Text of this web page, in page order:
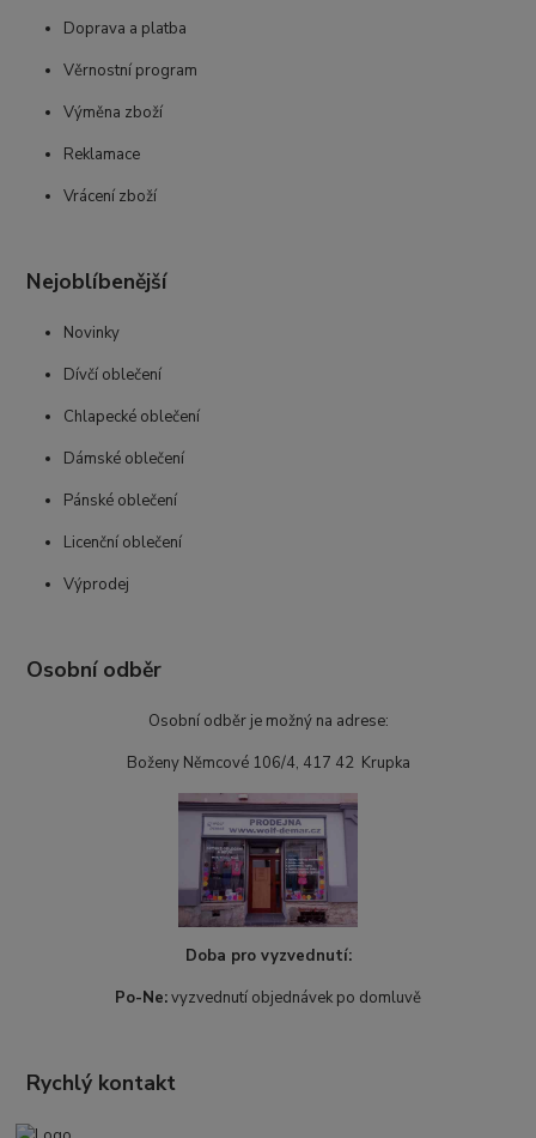
Doprava a platba
Věrnostní program
Výměna zboží
Reklamace
Vrácení zboží
Nejoblíbenější
Novinky
Dívčí oblečení
Chlapecké oblečení
Dámské oblečení
Pánské oblečení
Licenční oblečení
Výprodej
Osobní odběr
Osobní odběr je možný na adrese:
Boženy Němcové 106/4, 417 42 Krupka
Doba pro vyzvednutí:
Po-Ne:vyzvednutí objednávek po domluvě
Rychlý kontakt